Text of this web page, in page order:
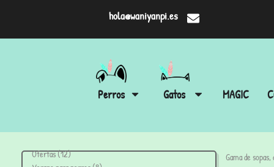
hola@waniyanpi.es
Perros Gatos MAGIC
Ofertas 12
Gama de